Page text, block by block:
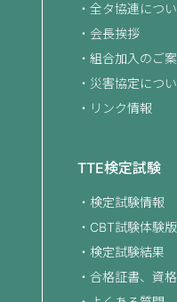
全タ協連につ
会長挨拶
組合加入のご
災害協定につ
リンク情報
TTE検定試験
検定試験情報
CBT試験体験版
検定試験結果
合格証書、資